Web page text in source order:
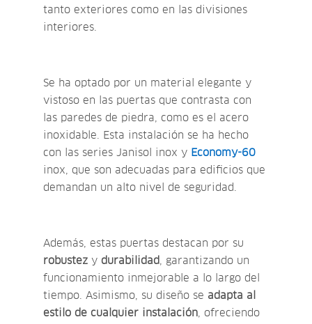
tanto exteriores como en las divisiones
interiores.
Se ha optado por un material elegante y
vistoso en las puertas que contrasta con
las paredes de piedra, como es el acero
inoxidable. Esta instalación se ha hecho
con las series Janisol inox y Economy-60
inox, que son adecuadas para edificios que
demandan un alto nivel de seguridad.
Además, estas puertas destacan por su
robustezy durabilidad
, garantizando un
funcionamiento inmejorable a lo largo del
tiempo. Asimismo, su diseño se adapta al
estilo de cualquier instalación , ofreciendo